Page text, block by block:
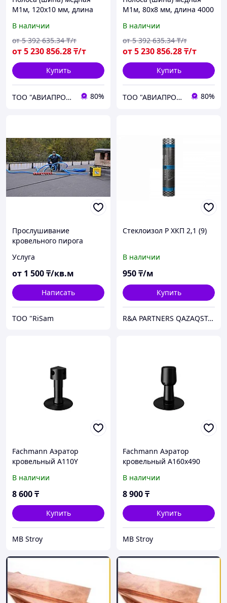
М1м, 120х10 мм, длина
В наличии
от5 230 856.28₸/т
от 5 392 635.34 ₸/т
Купить
ТОО "АВИАПРОМСТАЛЬ" 80%
М1м, 80х8 мм, длина 4000
В наличии
от5 230 856.28₸/т
от 5 392 635.34 ₸/т
Купить
ТОО "АВИАПРОМСТАЛЬ" 80%
Прослушивание
кровельного пирога
Услуга
от 1 500₸/кв.м
Написать
TOO "RiSam
Стеклоизол Р ХКП 2,1 (9)
В наличии
950₸/м
Купить
R&A PARTNERS QAZAQSTAN
Fachmann Аэратор
кровельный А110Y
В наличии
8 600₸
Купить
MB Stroy
Fachmann Аэратор
кровельный А160х490
В наличии
8 900₸
Купить
MB Stroy